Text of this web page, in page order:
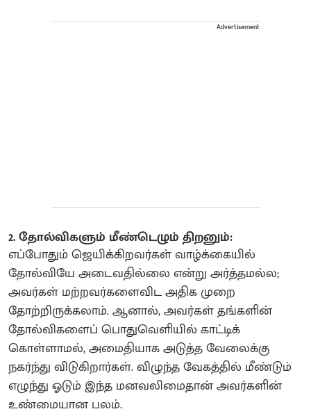
Advertisement
2. தோல்விகளும் மீண்டெழும் திறனும்:
எப்போதும் ஜெயிக்கிறவர்கள் வாழ்க்கையில்
தோல்வியே அடைவதில்லை என்று அர்த்தமல்ல;
அவர்கள் மற்றவர்களைவிட அதிக முறை
தோற்றிருக்கலாம். ஆனால், அவர்கள் தங்களின்
தோல்விகளைப் பொதுவெளியில் காட்டிக்
கொள்ளாமல், அமைதியாக அடுத்த வேலைக்கு
நகர்ந்து விடுகிறார்கள். விழுந்த வேகத்தில் மீண்டும்
எழுந்து ஓடும் இந்த மனவலிமைதான் அவர்களின்
உண்மையான பலம்.